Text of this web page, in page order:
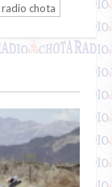
radio chota